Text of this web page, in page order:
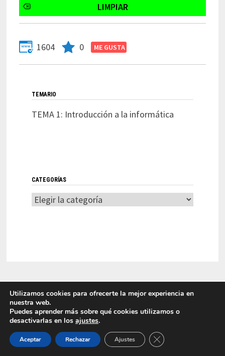
1604 0
TEMARIO
TEMA 1: Introducción a la informática
CATEGORÍAS
Categorías
LITI 2025 Laboratorio de Innovación en Tecnologías de la
Información Funciona con
WordPress Bam.
Utilizamos cookies para ofrecerte la mejor experiencia en
nuestra web.
Puedes aprender más sobre qué cookies utilizamos o
desactivarlas en los ajustes.
Aceptar Rechazar Ajustes CERRAR EL